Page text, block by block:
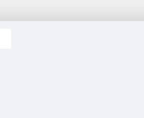
Таможенному союзу.